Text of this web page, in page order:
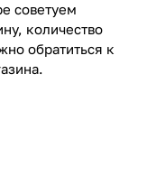
советуем
количество
обратиться к